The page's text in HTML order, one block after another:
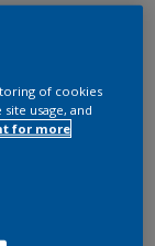
of cookies
usage, and
for more